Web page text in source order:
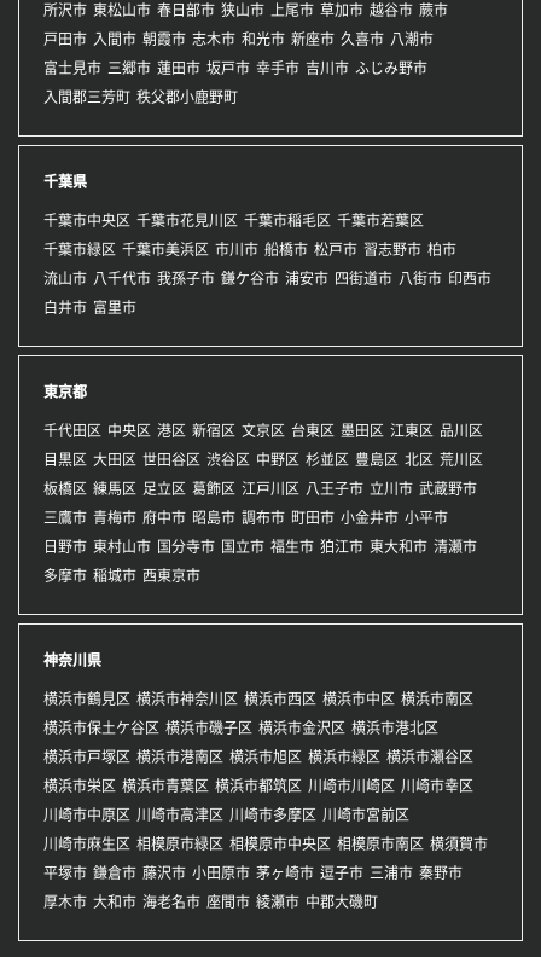
所沢市 東松山市 春日部市 狭山市 上尾市 草加市 越谷市 蕨市
戸田市 入間市 朝霞市 志木市 和光市 新座市 久喜市 八潮市
富士見市 三郷市 蓮田市 坂戸市 幸手市 吉川市 ふじみ野市
入間郡三芳町 秩父郡小鹿野町
千葉県
千葉市中央区 千葉市花見川区 千葉市稲毛区 千葉市若葉区
千葉市緑区 千葉市美浜区 市川市 船橋市 松戸市 習志野市 柏市
流山市 八千代市 我孫子市 鎌ケ谷市 浦安市 四街道市 八街市 印西市
白井市 富里市
東京都
千代田区 中央区 港区 新宿区 文京区 台東区 墨田区 江東区 品川区
目黒区 大田区 世田谷区 渋谷区 中野区 杉並区 豊島区 北区 荒川区
板橋区 練馬区 足立区 葛飾区 江戸川区 八王子市 立川市 武蔵野市
三鷹市 青梅市 府中市 昭島市 調布市 町田市 小金井市 小平市
日野市 東村山市 国分寺市 国立市 福生市 狛江市 東大和市 清瀬市
多摩市 稲城市 西東京市
神奈川県
横浜市鶴見区 横浜市神奈川区 横浜市西区 横浜市中区 横浜市南区
横浜市保土ケ谷区 横浜市磯子区 横浜市金沢区 横浜市港北区
横浜市戸塚区 横浜市港南区 横浜市旭区 横浜市緑区 横浜市瀬谷区
横浜市栄区 横浜市青葉区 横浜市都筑区 川崎市川崎区 川崎市幸区
川崎市中原区 川崎市高津区 川崎市多摩区 川崎市宮前区
川崎市麻生区 相模原市緑区 相模原市中央区 相模原市南区 横須賀市
平塚市 鎌倉市 藤沢市 小田原市 茅ヶ崎市 逗子市 三浦市 秦野市
厚木市 大和市 海老名市 座間市 綾瀬市 中郡大磯町